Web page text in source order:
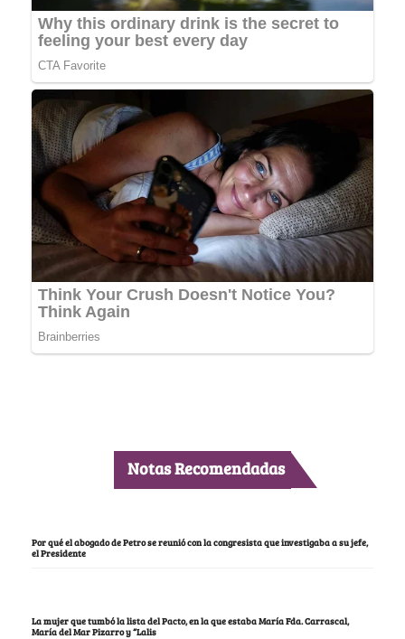
Notas Recomendadas
Por qué el abogado de Petro se reunió con la congresista que investigaba a su jefe,
el Presidente
La mujer que tumbó la lista del Pacto, en la que estaba María Fda. Carrascal,
María del Mar Pizarro y “Lalis